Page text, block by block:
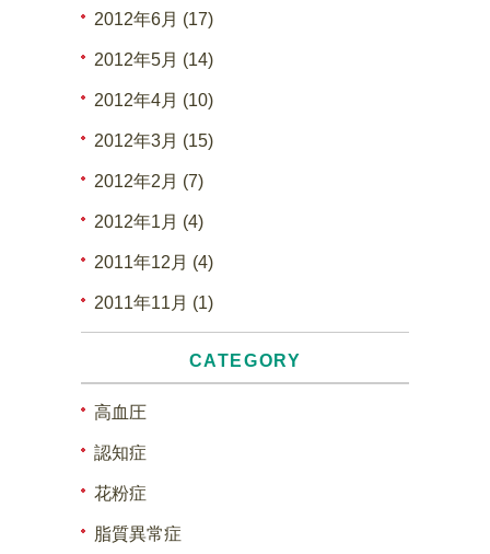
2012年6月 (17)
2012年5月 (14)
2012年4月 (10)
2012年3月 (15)
2012年2月 (7)
2012年1月 (4)
2011年12月 (4)
2011年11月 (1)
CATEGORY
高血圧
認知症
花粉症
脂質異常症